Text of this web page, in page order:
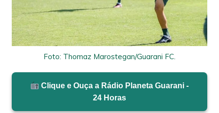
Foto: Thomaz Marostegan/Guarani FC.
Clique e Ouça a Rádio Planeta Guarani -
24 Horas